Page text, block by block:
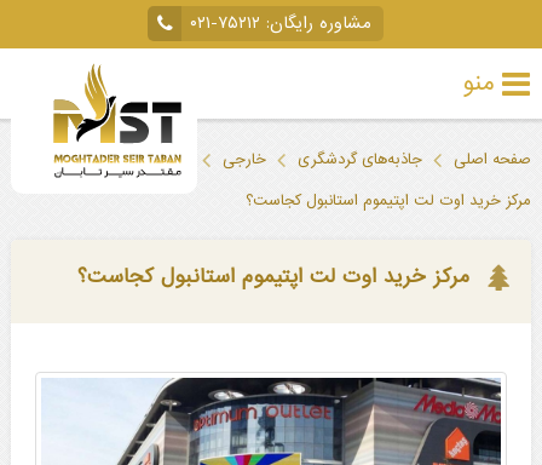
مشاوره رایگان: ۰۲۱-۷۵۲۱۲
منو
داخلی
آخری
جاذبه‌های
صفحه اصلی جاذبه‌های گردشگری خارجی ترکیه
استانبول
مرکز خرید اوت لت اپتیموم استانبول کجاست؟
مرکز خرید اوت لت اپتیموم استانبول کجاست؟